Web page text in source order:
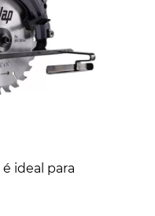
é ideal para